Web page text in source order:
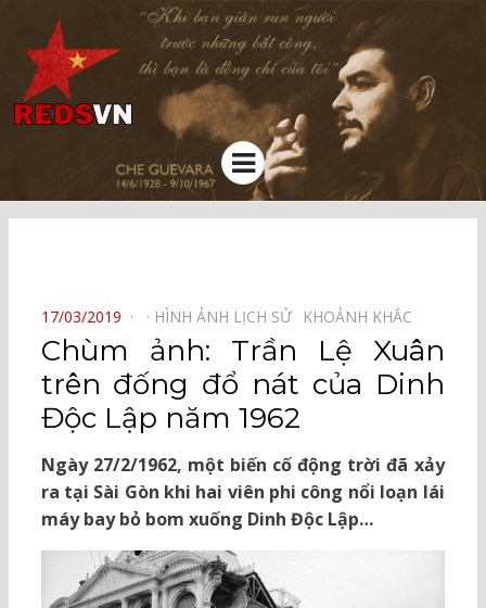
Kênh chia sẻ tri thức cộng đồng
Menu
POSTED
ON
17/03/2019 HÌNH ẢNH LỊCH SỬ⠀ KHOẢNH KHẮC⠀
Chùm ảnh: Trần Lệ Xuân
trên đống đổ nát của Dinh
Độc Lập năm 1962
Ngày 27/2/1962, một biến cố động trời đã xảy
ra tại Sài Gòn khi hai viên phi công nổi loạn lái
máy bay bỏ bom xuống Dinh Độc Lập…